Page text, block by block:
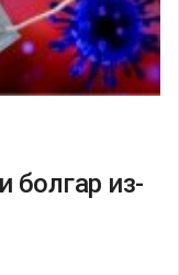
болгар из-